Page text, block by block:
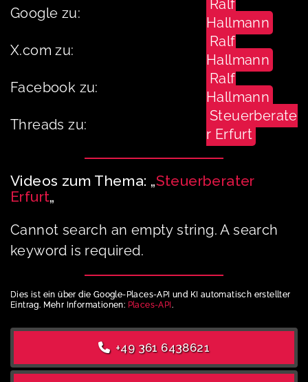
Google zu:
Ralf
Hallmann
X.com zu:
Ralf
Hallmann
Facebook zu:
Ralf
Hallmann
Threads zu:
Steuerberate
r Erfurt
Videos zum Thema: „Steuerberater
Erfurt„
Cannot search an empty string. A search
keyword is required.
Dies ist ein über die Google-Places-API und KI automatisch erstellter
Eintrag. Mehr Informationen: Places-API .
+49 361 6438621